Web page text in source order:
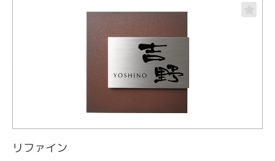
リファイン